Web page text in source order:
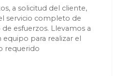
a solicitud del cliente,
servicio completo de
esfuerzos. Llevamos a
para realizar el
requerido